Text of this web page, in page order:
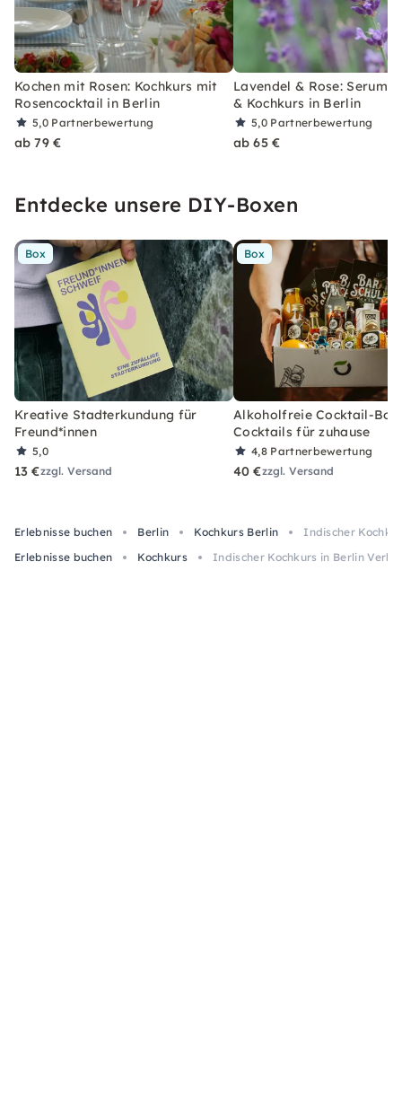
Kochen mit Rosen: Kochkurs mit
Rosencocktail in Berlin
5,0 Partnerbewertung
ab 79 €
Lavendel & Rose: Serum,
& Kochkurs in Berlin
5,0 Partnerbewertung
ab 65 €
Entdecke unsere DIY-Boxen
Box
Kreative Stadterkundung für
Freund*innen
5,0
13 €zzgl. Versand
Box
Alkoholfreie Cocktail-Box
Cocktails für zuhause
4,8 Partnerbewertung
40 €zzgl. Versand
Erlebnisse buchen Berlin Kochkurs Berlin
Indischer
Erlebnisse buchen
Kochkurs Indischer Kochkurs in Berlin